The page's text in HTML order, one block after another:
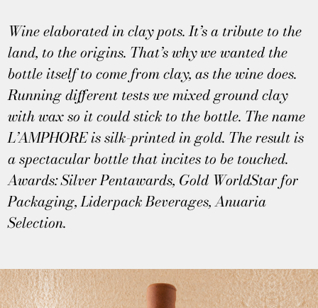
Wine elaborated in clay pots. It’s a tribute to the
land, to the origins. That’s why we wanted the
bottle itself to come from clay, as the wine does.
Running different tests we mixed ground clay
with wax so it could stick to the bottle. The name
L’AMPHORE is silk-printed in gold. The result is
a spectacular bottle that incites to be touched.
Awards: Silver Pentawards, Gold WorldStar for
Packaging, Liderpack Beverages, Anuaria
Selection.